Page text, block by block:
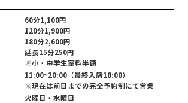
60分1,100円
120分1,900円
180分2,600円
延長15分250円
※小・中学生室料半額
11:00~20:00（最終入店18:00）
※現在は前日までの完全予約制にて営業
火曜日・水曜日